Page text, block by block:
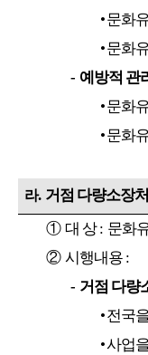
•문화
•문화
- 예방적 관
•문화
•문화
라. 거점 다량소장
①대 상: 문화
②시행내용 :
- 거점 다량
•전국
•사업